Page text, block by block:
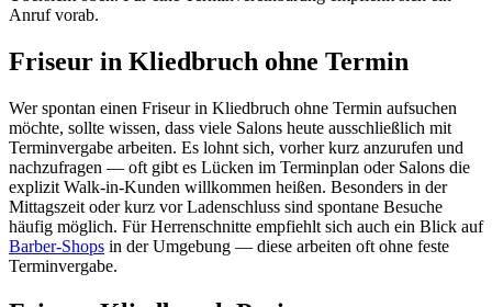
Anruf vorab.
Friseur in Kliedbruch ohne Termin
Wer spontan einen Friseur in Kliedbruch ohne Termin aufsuchen
möchte, sollte wissen, dass viele Salons heute ausschließlich mit
Terminvergabe arbeiten. Es lohnt sich, vorher kurz anzurufen und
nachzufragen — oft gibt es Lücken im Terminplan oder Salons die
explizit Walk-in-Kunden willkommen heißen. Besonders in der
Mittagszeit oder kurz vor Ladenschluss sind spontane Besuche
häufig möglich. Für Herrenschnitte empfiehlt sich auch ein Blick auf
Barber-Shops in der Umgebung — diese arbeiten oft ohne feste
Terminvergabe.